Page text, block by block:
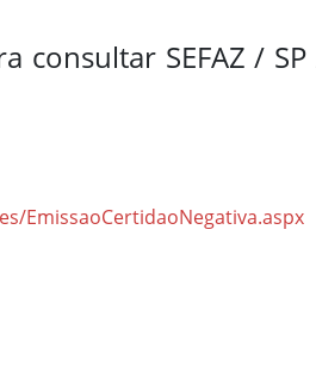
consultar SEFAZ /
EmissaoCertidaoNegativa.aspx